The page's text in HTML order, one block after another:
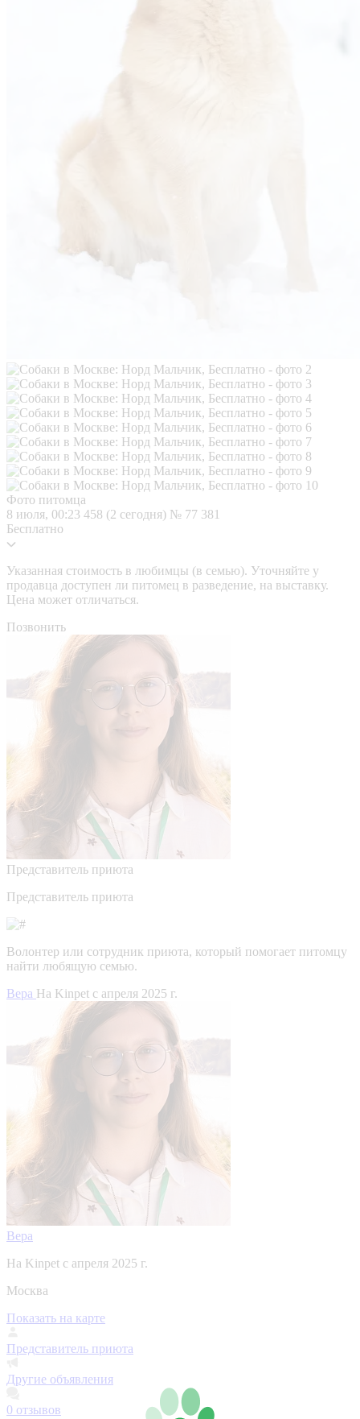
Фото питомца
8 июля, 00:23 458 (2 сегодня) № 77 381
Бесплатно
Указанная стоимость в любимцы (в семью). Уточняйте у
продавца доступен ли питомец в разведение, на выставку.
Цена может отличаться.
Позвонить
Представитель приюта
Представитель приюта
Волонтер или сотрудник приюта, который помогает питомцу
найти любящую семью.
Вера На Kinpet c апреля 2025 г.
Вера
На Kinpet c апреля 2025 г.
Москва
Показать на карте
Представитель приюта
Другие объявления
0 отзывов